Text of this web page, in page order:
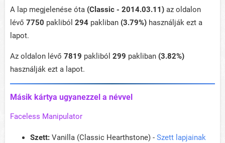
A lap megjelenése óta (Classic - 2014.03.11) az oldalon
lévő 7750 pakliból 294 pakliban (3.79%) használják ezt a
lapot.
Az oldalon lévő 7819 pakliból 299 pakliban (3.82%)
használják ezt a lapot.
Másik kártya ugyanezzel a névvel
Faceless Manipulator
Szett: Vanilla (Classic Hearthstone) - Szett lapjainak